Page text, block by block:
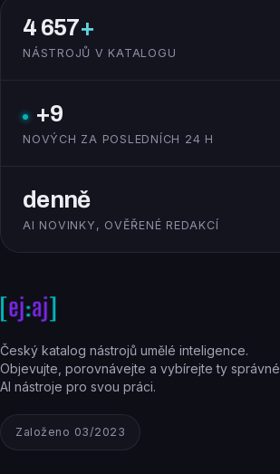
4 657+
NÁSTROJŮ V KATALOGU
+9
NOVÝCH ZA POSLEDNÍCH 24 H
denně
AI NOVINKY, OVĚŘENÉ REDAKCÍ
Český katalog nástrojů umělé inteligence.
Objevujte, porovnávejte a vybírejte ty správné
AI nástroje pro svou práci.
Založeno 03/2023